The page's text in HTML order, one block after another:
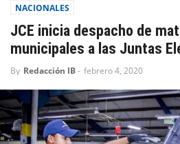
NACIONALES
JCE inicia despacho de
municipales a las Juntas
By Redacción IB- febrero 4, 2020